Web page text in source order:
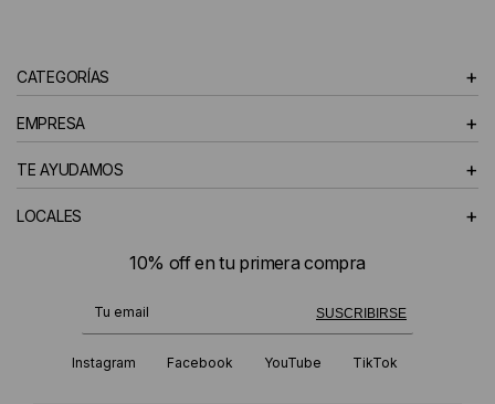
CATEGORÍAS +
EMPRESA +
TE AYUDAMOS +
LOCALES +
10% off en tu primera compra
SUSCRIBIRSE
¡Te suscribiste exitosamente!
Instagram Facebook YouTube TikTok